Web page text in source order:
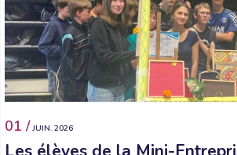
01 / JUIN. 2026